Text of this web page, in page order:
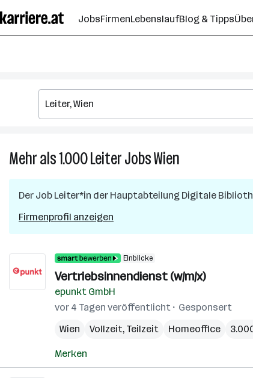
Seiteninhalt
springen
JobsFirmenLebenslaufBlog & Tipps
Mehr als 1.000LeiterJobsWien
Leiter
Der Job Leiter*in der Hauptabteilung Digitale
Firmenprofil anzeigen
Einblicke
Vertriebsinnendienst (w/m/x)
epunkt GmbH
vor 4 Tagen veröffentlicht
Gesponsert
Wien
Vollzeit, Teilzeit Homeoffice
Merken